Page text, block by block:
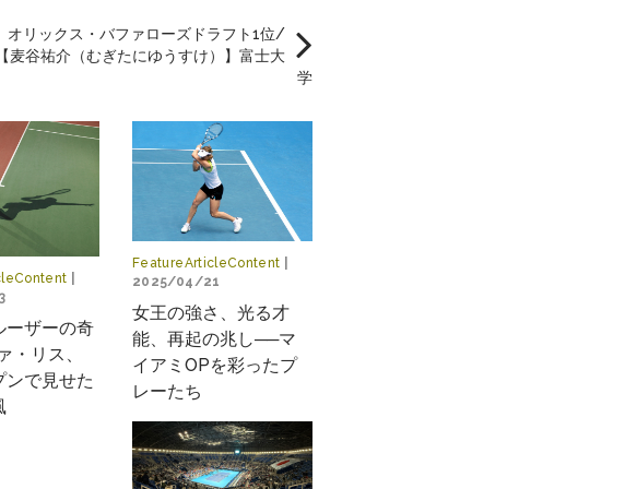
オリックス・バファローズドラフト1位/
【麦谷祐介（むぎたにゆうすけ）】富士大
学
ーザーの奇
・リス、
ンで見せた
FeatureArticleContent
2025/04/21
女王の強さ、光る才
能、再起の兆し──マ
イアミOPを彩ったプ
レーたち